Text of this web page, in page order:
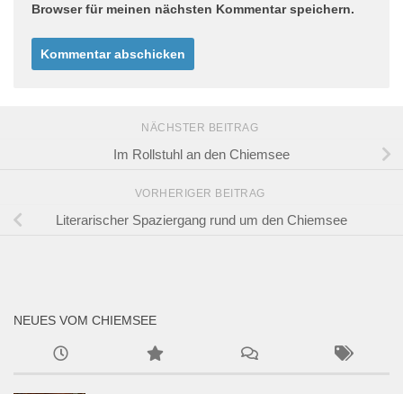
Browser für meinen nächsten Kommentar speichern.
NÄCHSTER BEITRAG
Im Rollstuhl an den Chiemsee
VORHERIGER BEITRAG
Literarischer Spaziergang rund um den Chiemsee
NEUES VOM CHIEMSEE